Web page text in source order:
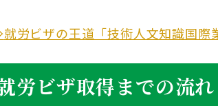
就労ビザの王道「技術人文知識国際
労ビザ取得までの流れ